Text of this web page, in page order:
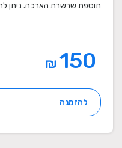
תוספת שרשרת הארכה. ניתן
₪
להזמנה